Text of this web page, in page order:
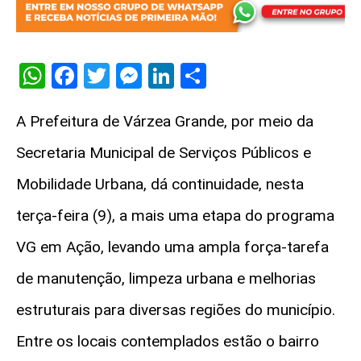
WhatsApp
Facebook
Twitter
Messenger
LinkedIn
A Prefeitura de Várzea Grande, por meio da
Secretaria Municipal de Serviços Públicos e
Mobilidade Urbana, dá continuidade, nesta
terça-feira (9), a mais uma etapa do programa
VG em Ação, levando uma ampla força-tarefa
de manutenção, limpeza urbana e melhorias
estruturais para diversas regiões do município.
Entre os locais contemplados estão o bairro